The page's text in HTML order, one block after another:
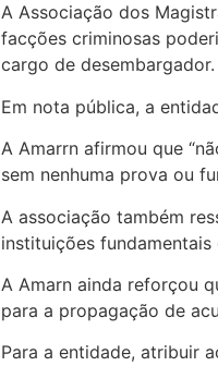
A Associação dos
facções criminosas
cargo de desembargador.
Em nota pública, a
A Amarrn afirmou que
sem nenhuma prova ou
A associação também
instituições fundamentais
A Amarn ainda reforçou
para a propagação de
Para a entidade, atribuir